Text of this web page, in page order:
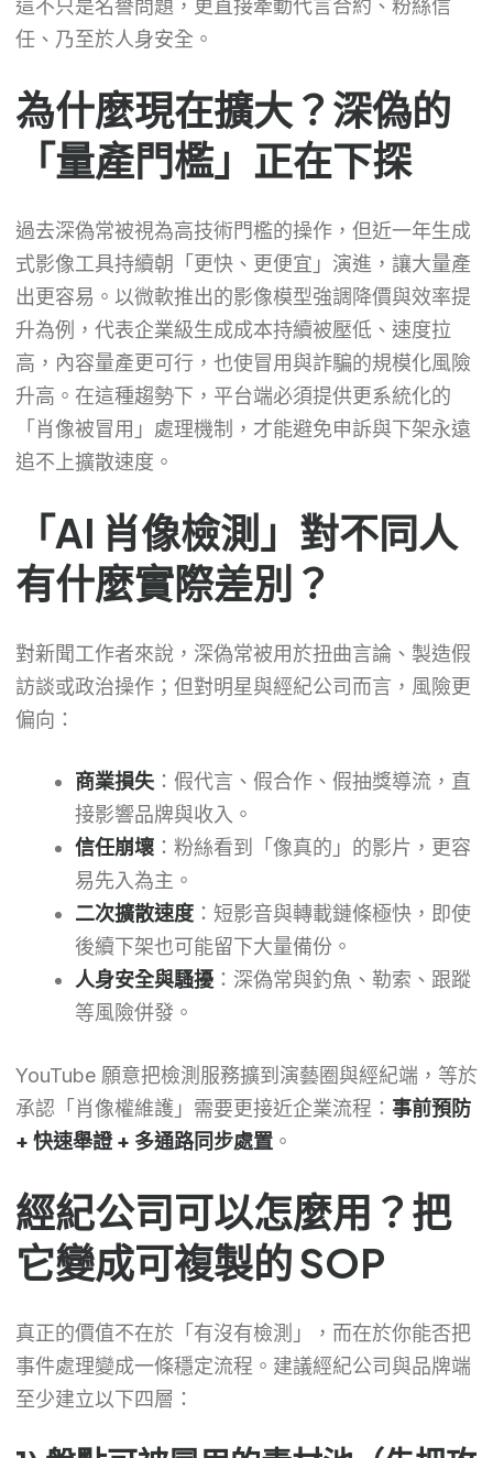
這不只是名譽問題，更直接牽動代言合約、粉絲信
任、乃至於人身安全。
為什麼現在擴大？深偽的
「量產門檻」正在下探
過去深偽常被視為高技術門檻的操作，但近一年生成
式影像工具持續朝「更快、更便宜」演進，讓大量產
出更容易。以微軟推出的影像模型強調降價與效率提
升為例，代表企業級生成成本持續被壓低、速度拉
高，內容量產更可行，也使冒用與詐騙的規模化風險
升高。在這種趨勢下，平台端必須提供更系統化的
「肖像被冒用」處理機制，才能避免申訴與下架永遠
追不上擴散速度。
「AI 肖像檢測」對不同人
有什麼實際差別？
對新聞工作者來說，深偽常被用於扭曲言論、製造假
訪談或政治操作；但對明星與經紀公司而言，風險更
偏向：
商業損失：假代言、假合作、假抽獎導流，直
接影響品牌與收入。
信任崩壞：粉絲看到「像真的」的影片，更容
易先入為主。
二次擴散速度：短影音與轉載鏈條極快，即使
後續下架也可能留下大量備份。
人身安全與騷擾：深偽常與釣魚、勒索、跟蹤
等風險併發。
YouTube 願意把檢測服務擴到演藝圈與經紀端，等於
承認「肖像權維護」需要更接近企業流程： 事前預防
+ 快速舉證 + 多通路同步處置。
經紀公司可以怎麼用？把
它變成可複製的 SOP
真正的價值不在於「有沒有檢測」，而在於你能否把
事件處理變成一條穩定流程。建議經紀公司與品牌端
至少建立以下四層：